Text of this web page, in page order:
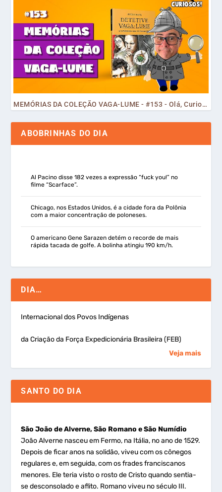
MEMÓRIAS DA COLEÇÃO VAGA-LUME - #153 - Olá, Curiosos! 2023
ABOBRINHAS DO DIA
Al Pacino disse 182 vezes a expressão “fuck you!” no
filme “Scarface”.
Chicago, nos Estados Unidos, é a cidade fora da Polônia
com a maior concentração de poloneses.
O americano Gene Sarazen detém o recorde de mais
rápida tacada de golfe. A bolinha atingiu 190 km/h.
DIA…
Internacional dos Povos Indígenas
da Criação da Força Expedicionária Brasileira (FEB)
Veja mais
SANTO DO DIA
São João de Alverne, São Romano e São Numídio
João Alverne nasceu em Fermo, na Itália, no ano de 1529.
Depois de ficar anos na solidão, viveu com os cônegos
regulares e, em seguida, com os frades franciscanos
menores. Ele teria visto o rosto de Cristo quando sentia-
se desconsolado e aflito. Romano viveu no século III.